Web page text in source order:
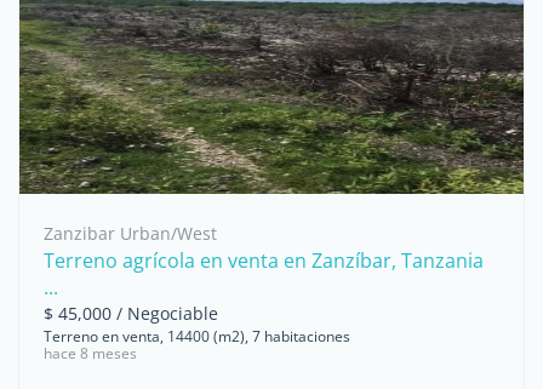
Zanzibar Urban/West
Terreno agrícola en venta en Zanzíbar, Tanzania
...
$ 45,000 / Negociable
Terreno en venta, 14400 (m2), 7 habitaciones
hace 8 meses